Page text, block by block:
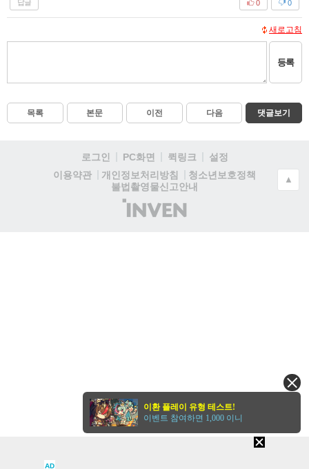
답글 0
0
새로고침
등록
목록 본문 이전 다음 댓글보기
로그인 PC화면 퀵링크
설정
이용약관
개인정보처리방침
청소년보호정책
불법촬영물신고안내
(주)
인
▲
AD
이환 플레이 유형 테스트!
이벤트 참여하면 1,000 이니